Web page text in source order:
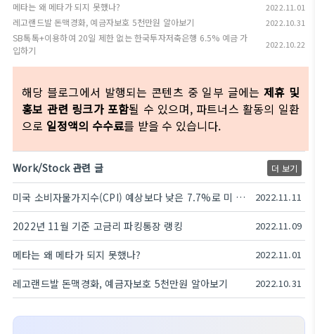
메타는 왜 메타가 되지 못했나? 2022.11.01
레고랜드발 돈맥경화, 예금자보호 5천만원 알아보기 2022.10.31
SB톡톡+이용하여 20일 제한 없는 한국투자저축은행 6.5% 예금 가
입하기
2022.10.22
해당 블로그에서 발행되는 콘텐츠 중 일부 글에는 제휴 및
홍보 관련 링크가 포함될 수 있으며, 파트너스 활동의 일환
으로 일정액의 수수료를 받을 수 있습니다.
Work/Stock 관련 글 더 보기
미국 소비자물가지수(CPI) 예상보다 낮은 7.7%로 미 증시 폭등 2022.11.11
2022년 11월 기준 고금리 파킹통장 랭킹 2022.11.09
메타는 왜 메타가 되지 못했나? 2022.11.01
레고랜드발 돈맥경화, 예금자보호 5천만원 알아보기 2022.10.31